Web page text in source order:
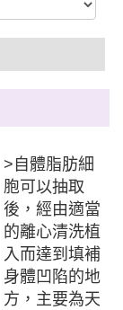
>自體脂肪細
胞可以抽取
後，經由適當
的離心清洗植
入而達到填補
身體凹陷的地
方，主要為天